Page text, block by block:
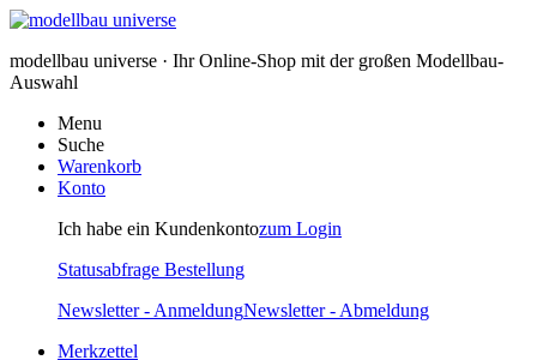
modellbau universe · Ihr Online-Shop mit der großen Modellbau-
Auswahl
Menu
Suche
Warenkorb
Konto
Ich habe ein Kundenkontozum Login
Statusabfrage Bestellung
Newsletter - AnmeldungNewsletter - Abmeldung
Merkzettel